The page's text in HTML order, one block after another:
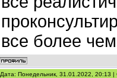
все более
Дата: Понедельник, 31.01.2022, 20:13